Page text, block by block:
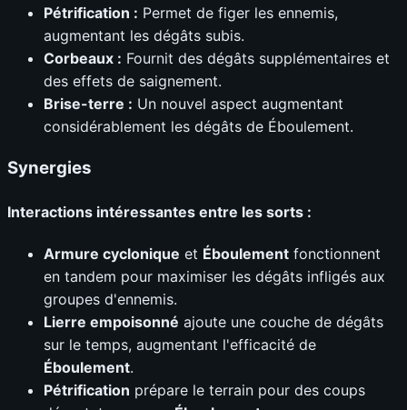
Pétrification : Permet de figer les ennemis,
augmentant les dégâts subis.
Corbeaux : Fournit des dégâts supplémentaires et
des effets de saignement.
Brise-terre : Un nouvel aspect augmentant
considérablement les dégâts de Éboulement.
Synergies
Interactions intéressantes entre les sorts :
Armure cyclonique et Éboulement fonctionnent
en tandem pour maximiser les dégâts infligés aux
groupes d'ennemis.
Lierre empoisonné ajoute une couche de dégâts
sur le temps, augmentant l'efficacité de
Éboulement.
Pétrification prépare le terrain pour des coups